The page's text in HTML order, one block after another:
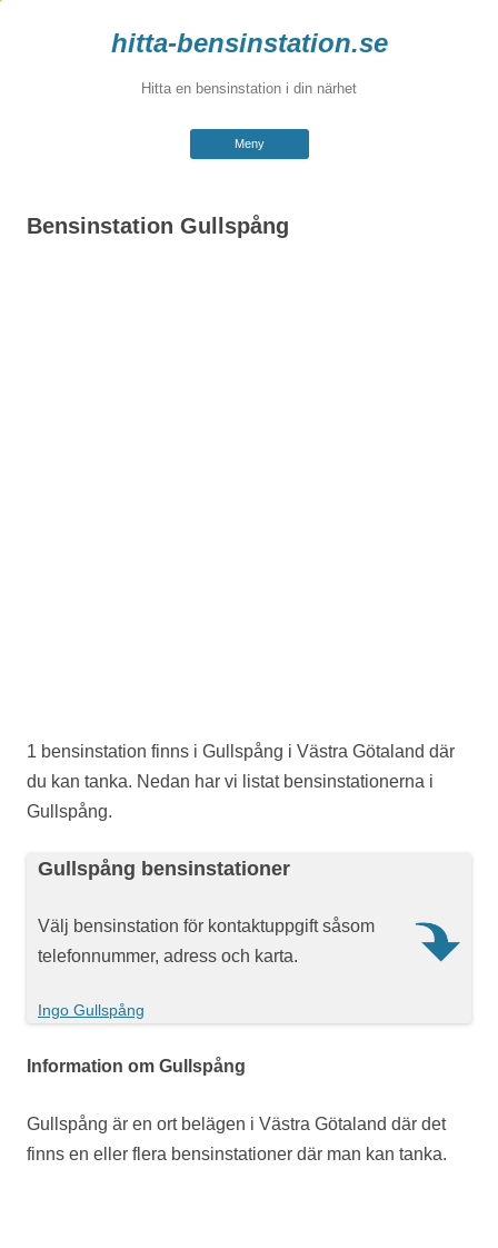
hitta-bensinstation.se
Hitta en bensinstation i din närhet
Meny
Hoppa
till
Bensinstation Gullspång
1 bensinstation finns i Gullspång i Västra Götaland där
du kan tanka. Nedan har vi listat bensinstationerna i
Gullspång.
Gullspång bensinstationer
Välj bensinstation för kontaktuppgift såsom
telefonnummer, adress och karta.
Ingo Gullspång
Information om Gullspång
Gullspång är en ort belägen i Västra Götaland där det
finns en eller flera bensinstationer där man kan tanka.